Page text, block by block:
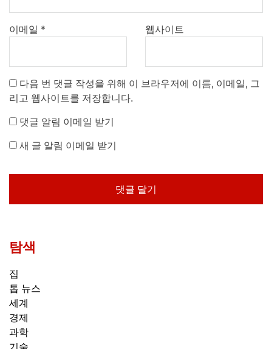
이메일 * 웹사이트
다음 번 댓글 작성을 위해 이 브라우저에 이름, 이메일, 그
리고 웹사이트를 저장합니다.
댓글 알림 이메일 받기
새 글 알림 이메일 받기
탐색
집
톱 뉴스
세계
경제
과학